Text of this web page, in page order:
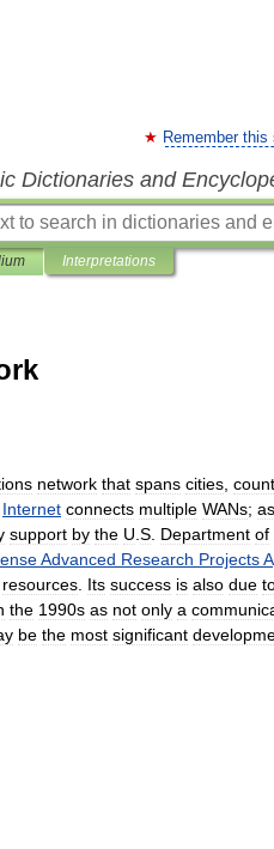
Remember this
Dictionaries and
Interpretations
network that spans cities
Internet connects multiple WANs; as
support by the U S Department of
Advanced Research Projects
resources Its success is also due
the 1990s as not only a
be the most significant